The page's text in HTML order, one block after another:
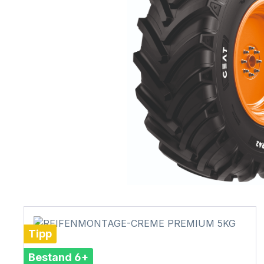
Tipp
Bestand 6+